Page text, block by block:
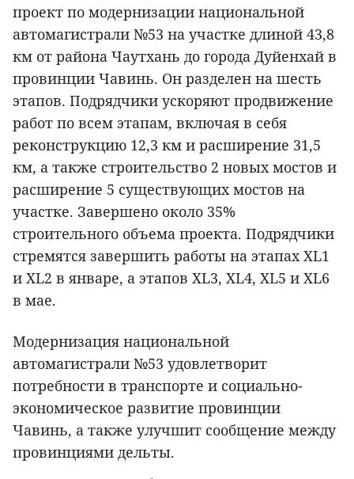
проект по модернизации национальной
автомагистрали №53 на участке длиной 43,8
км от района Чаутхань до города Дуйенхай в
провинции Чавинь. Он разделен на шесть
этапов. Подрядчики ускоряют продвижение
работ по всем этапам, включая в себя
реконструкцию 12,3 км и расширение 31,5
км, а также строительство 2 новых мостов и
расширение 5 существующих мостов на
участке. Завершено около 35%
строительного объема проекта. Подрядчики
стремятся завершить работы на этапах XL1
и XL2 в январе, а этапов XL3, XL4, XL5 и XL6
в мае.
Модернизация национальной
автомагистрали №53 удовлетворит
потребности в транспорте и социально-
экономическое развитие провинции
Чавинь, а также улучшит сообщение между
провинциями дельты.